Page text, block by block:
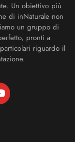
Un obiettivo più
di inNaturale non
un gruppo di
pronti a
riguardo il